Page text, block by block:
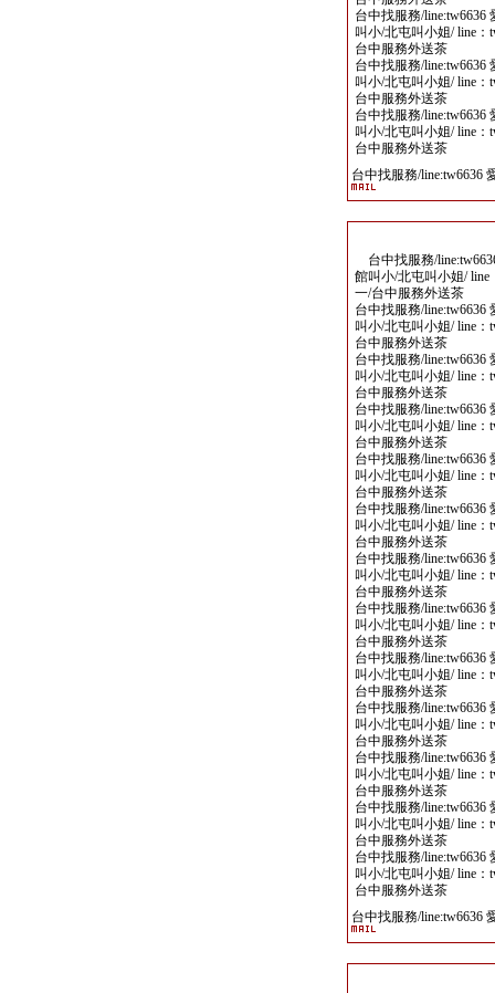
台中找服務/
叫小/北屯叫小姐/ line
台中服務外送茶
台中找服務/
叫小/北屯叫小姐/ line
台中服務外送茶
台中找服務/
叫小/北屯叫小姐/ line
台中服務外送茶
台中找服務/line:tw6636
台中找服務/
館叫小/北屯叫小姐/
一/台中服務外送茶
台中找服務/
叫小/北屯叫小姐/ line
台中服務外送茶
台中找服務/
叫小/北屯叫小姐/ line
台中服務外送茶
台中找服務/
叫小/北屯叫小姐/ line
台中服務外送茶
台中找服務/
叫小/北屯叫小姐/ line
台中服務外送茶
台中找服務/
叫小/北屯叫小姐/ line
台中服務外送茶
台中找服務/
叫小/北屯叫小姐/ line
台中服務外送茶
台中找服務/
叫小/北屯叫小姐/ line
台中服務外送茶
台中找服務/
叫小/北屯叫小姐/ line
台中服務外送茶
台中找服務/
叫小/北屯叫小姐/ line
台中服務外送茶
台中找服務/
叫小/北屯叫小姐/ line
台中服務外送茶
台中找服務/
叫小/北屯叫小姐/ line
台中服務外送茶
台中找服務/
叫小/北屯叫小姐/ line
台中服務外送茶
台中找服務/line:tw6636